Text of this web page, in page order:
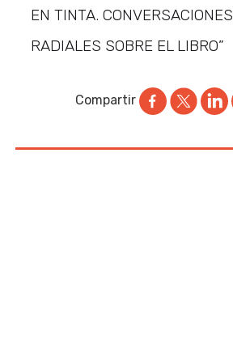
EN TINTA. CONVERSACIONES
RADIALES SOBRE EL LIBRO”
Compartir